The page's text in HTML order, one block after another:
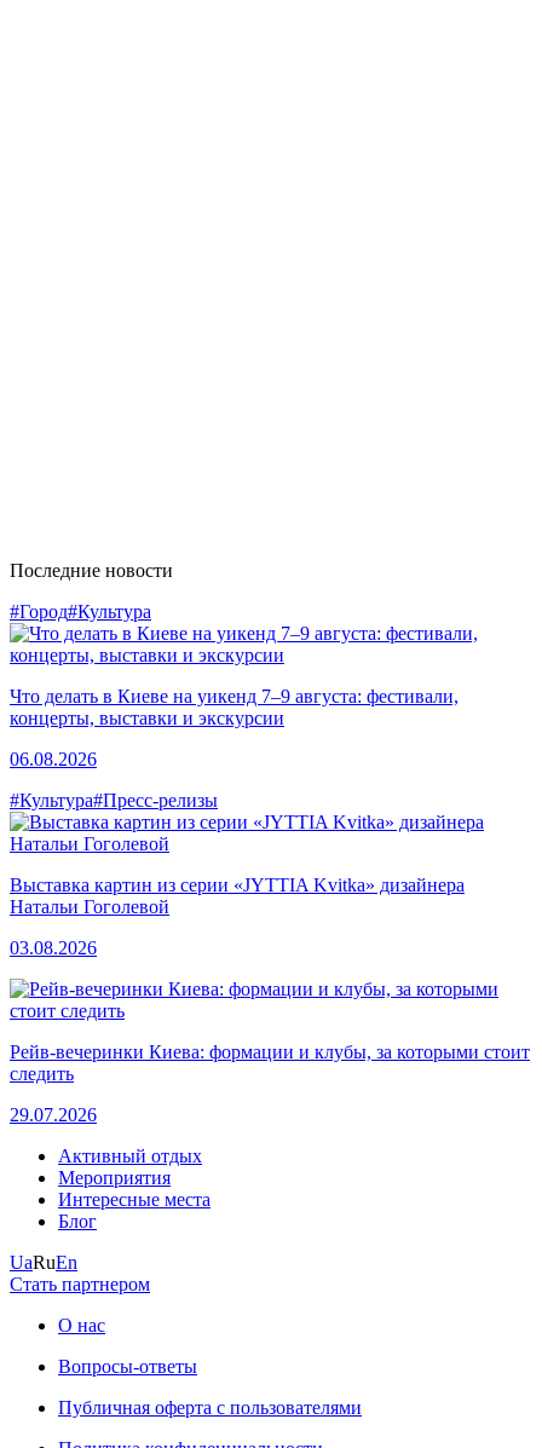
Последние новости
#Город#Культура
Что делать в Киеве на уикенд 7–9 августа: фестивали,
концерты, выставки и экскурсии
06.08.2026
#Культура#Пресс-релизы
Выставка картин из серии «JYTTIA Kvitka» дизайнера
Натальи Гоголевой
03.08.2026
Рейв-вечеринки Киева: формации и клубы, за которыми стоит
следить
29.07.2026
Активный отдых
Мероприятия
Интересные места
Блог
UaRuEn
Стать партнером
О нас
Вопросы-ответы
Публичная оферта с пользователями